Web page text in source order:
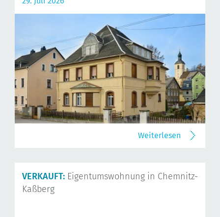
Weiterlesen
VERKAUFT: Eigentumswohnung in Chemnitz-
Kaßberg